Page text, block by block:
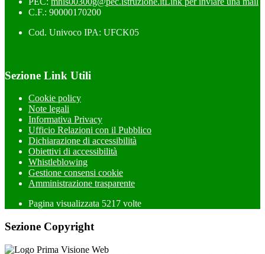
C.F.: 90000170200
Cod. Univoco IPA: UFCK05
Sezione Link Utili
Cookie policy
Note legali
Informativa Privacy
Ufficio Relazioni con il Pubblico
Dichiarazione di accessibilità
Obiettivi di accessibilità
Whistleblowing
Gestione consensi cookie
Amministrazione trasparente
Pagina visualizzata 5217 volte
Sezione Copyright